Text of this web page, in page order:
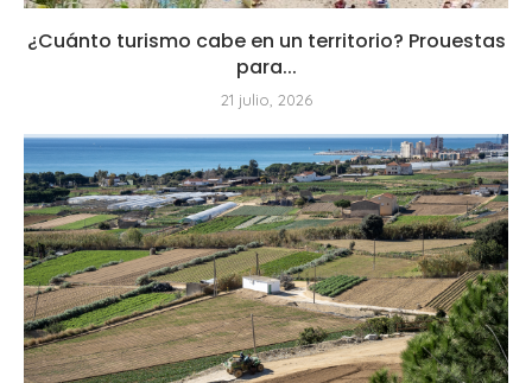
¿Cuánto turismo cabe en un territorio? Prouestas
para...
21 julio, 2026